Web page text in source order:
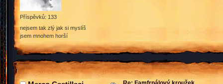
Příspěvků: 133
nejsem tak zlý jak si myslíš
jsem mnohem horší